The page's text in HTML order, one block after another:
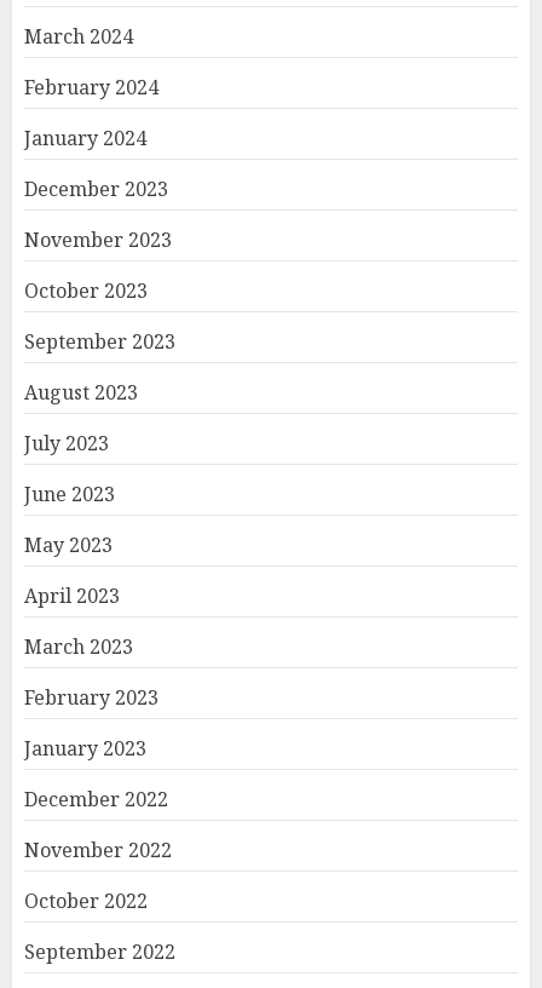
March 2024
February 2024
January 2024
December 2023
November 2023
October 2023
September 2023
August 2023
July 2023
June 2023
May 2023
April 2023
March 2023
February 2023
January 2023
December 2022
November 2022
October 2022
September 2022